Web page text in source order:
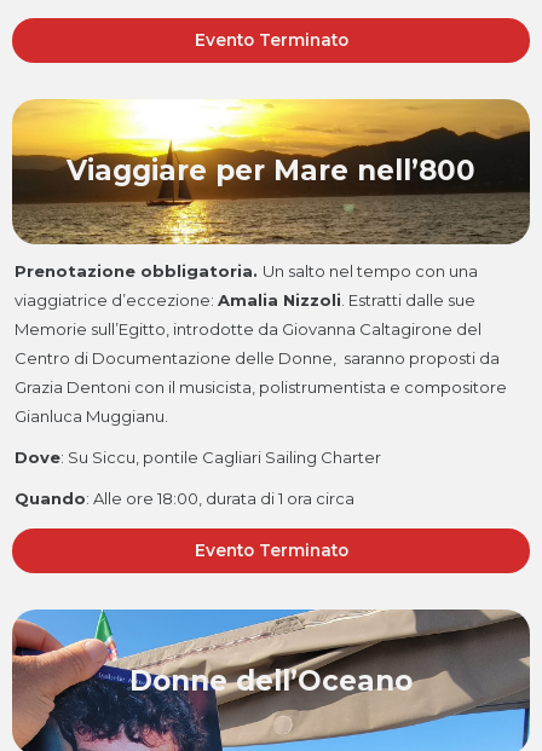
Evento Terminato
Viaggiare per Mare nell’800
Prenotazione obbligatoria. Un salto nel tempo con una
viaggiatrice d’eccezione: Amalia Nizzoli. Estratti dalle sue
Memorie sull’Egitto, introdotte da Giovanna Caltagirone del
Centro di Documentazione delle Donne, saranno proposti da
Grazia Dentoni con il musicista, polistrumentista e compositore
Gianluca Muggianu.
Dove: Su Siccu, pontile Cagliari Sailing Charter
Quando: Alle ore 18:00, durata di 1 ora circa
Evento Terminato
Donne dell’Oceano